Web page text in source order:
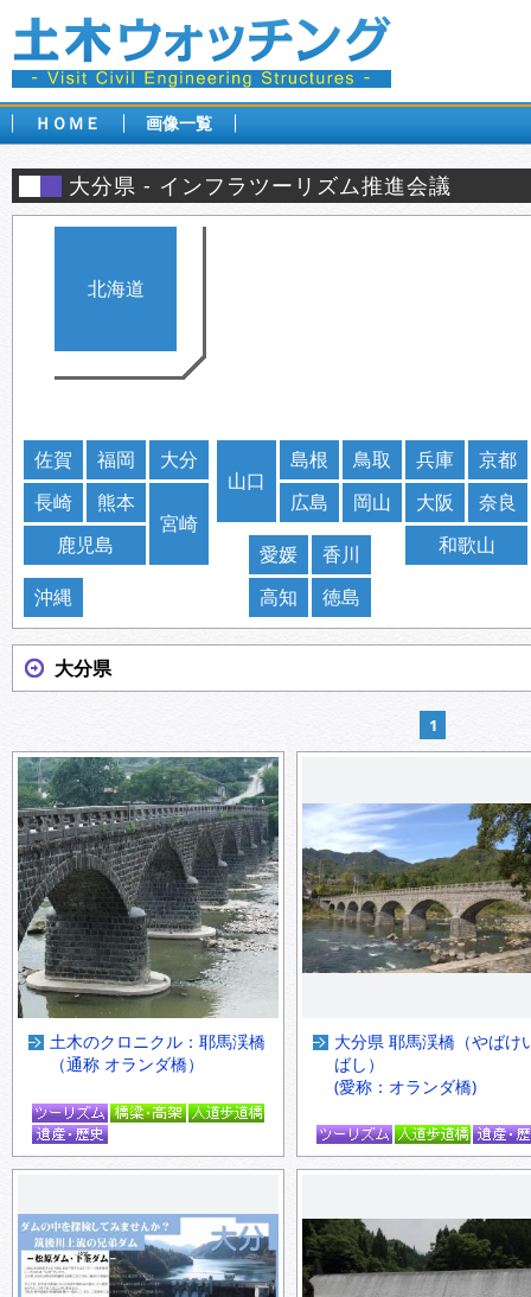
ＨＯＭＥ 画像一覧
大分県 インフラツーリズム推進会議
北海道
京都
奈良
兵庫
大阪
和歌山
鳥取
岡山
島根
広島
山口
香川
愛媛
徳島
高知
大分
宮崎
福岡
熊本
佐賀
長崎
鹿児島
沖縄
大分県
1
土木のクロニクル：耶馬渓橋
（通称 オランダ橋）
大分県 耶馬渓橋（やばけ
ばし）
(愛称：オランダ橋)